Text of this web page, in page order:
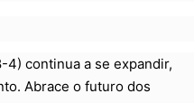
4) continua a se expandir,
Abrace o futuro dos